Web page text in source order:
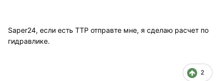
Saper24, если есть ТТР отправте мне, я сделаю расчет по
гидравлике.
2